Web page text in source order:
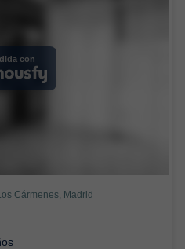
con
Cármenes, Madrid